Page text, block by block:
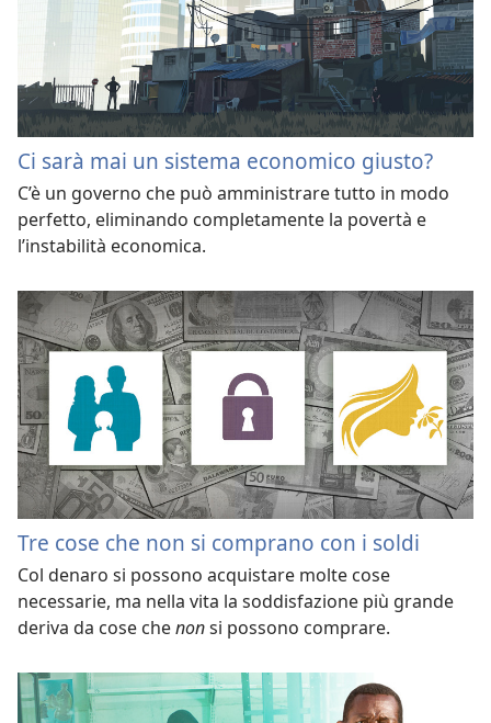
Ci sarà mai un sistema economico giusto?
C’è un governo che può amministrare tutto in modo
perfetto, eliminando completamente la povertà e
l’instabilità economica.
Tre cose che non si comprano con i soldi
Col denaro si possono acquistare molte cose
necessarie, ma nella vita la soddisfazione più grande
deriva da cose chenonsi possono comprare.